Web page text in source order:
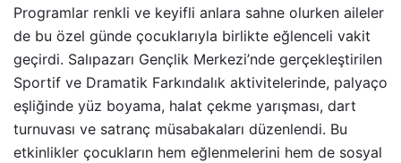
Programlar renkli ve keyifli anlara sahne olurken aileler
de bu özel günde çocuklarıyla birlikte eğlenceli vakit
geçirdi. Salıpazarı Gençlik Merkezi’nde gerçekleştirilen
Sportif ve Dramatik Farkındalık aktivitelerinde, palyaço
eşliğinde yüz boyama, halat çekme yarışması, dart
turnuvası ve satranç müsabakaları düzenlendi. Bu
etkinlikler çocukların hem eğlenmelerini hem de sosyal